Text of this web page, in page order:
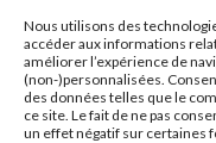
Nous utilisons des
accéder aux informations
améliorer l’expérience de
(non-)personnalisées.
des données telles que le
ce site. Le fait de ne pas
un effet négatif sur certaines
290